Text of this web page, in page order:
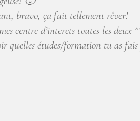
bravo, ça fait tellement rêver!
centre d’interets toutes les deux
quelles études/formation tu as